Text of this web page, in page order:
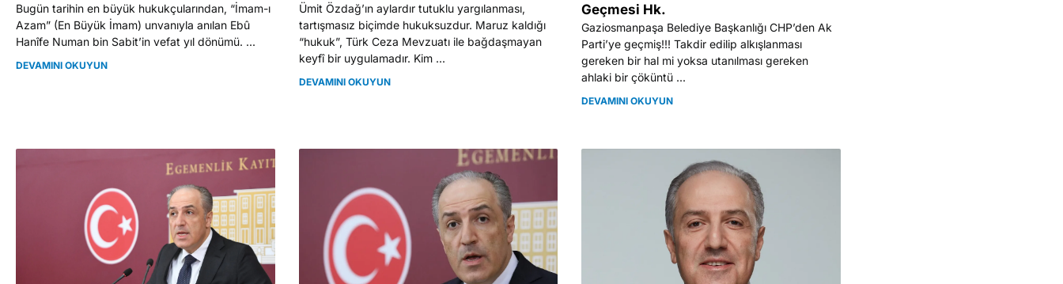
Bugün tarihin en büyük hukukçularından, “İmam-ı
Azam” (En Büyük İmam) unvanıyla anılan Ebû
Hanîfe Numan bin Sabit’in vefat yıl dönümü. ...
DEVAMINI OKUYUN
Ümit Özdağ’ın aylardır tutuklu yargılanması,
tartışmasız biçimde hukuksuzdur. Maruz kaldığı
“hukuk”, Türk Ceza Mevzuatı ile bağdaşmayan
keyfî bir uygulamadır. Kim ...
DEVAMINI OKUYUN
Geçmesi Hk.
Gaziosmanpaşa Belediye Başkanlığı CHP’den Ak
Parti’ye geçmiş!!! Takdir edilip alkışlanması
gereken bir hal mi yoksa utanılması gereken
ahlaki bir çöküntü ...
DEVAMINI OKUYUN